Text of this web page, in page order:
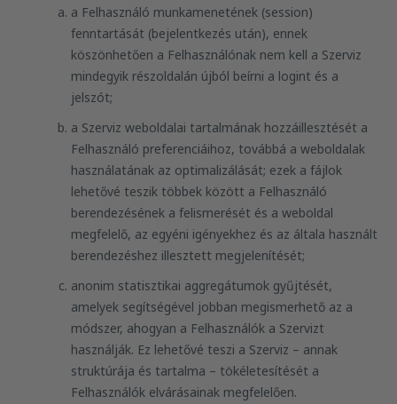
a Felhasználó munkamenetének (session)
fenntartását (bejelentkezés után), ennek
köszönhetően a Felhasználónak nem kell a Szerviz
mindegyik részoldalán újból beírni a logint és a
jelszót;
a Szerviz weboldalai tartalmának hozzáillesztését a
Felhasználó preferenciáihoz, továbbá a weboldalak
használatának az optimalizálását; ezek a fájlok
lehetővé teszik többek között a Felhasználó
berendezésének a felismerését és a weboldal
megfelelő, az egyéni igényekhez és az általa használt
berendezéshez illesztett megjelenítését;
anonim statisztikai aggregátumok gyűjtését,
amelyek segítségével jobban megismerhető az a
módszer, ahogyan a Felhasználók a Szervizt
használják. Ez lehetővé teszi a Szerviz – annak
struktúrája és tartalma – tökéletesítését a
Felhasználók elvárásainak megfelelően.